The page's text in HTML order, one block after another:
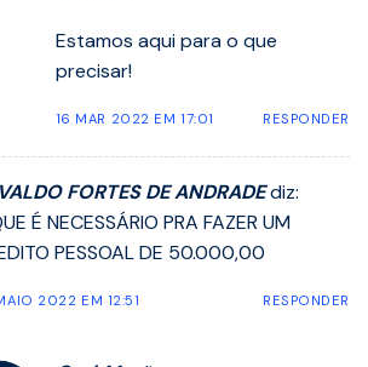
Estamos aqui para o que
precisar!
16 MAR 2022 EM 17:01 RESPONDER
FORTES DE ANDRADE diz:
É NECESSÁRIO PRA FAZER UM
PESSOAL DE 50.000,00
2022 EM 12:51 RESPONDER